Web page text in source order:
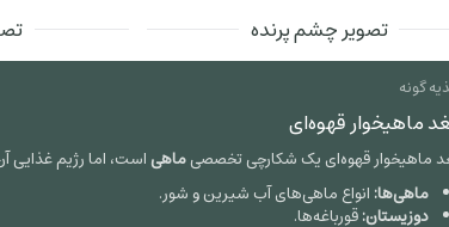
تصویر چشم پرنده
گونه
ماهیخوار قهوه‌ای
ماهیخوار قهوه‌ای یک شکارچی تخصصیماهی است، اما رژیم غذایی
ماهی‌ها: انواع ماهی‌های آب شیرین و شور.
دوزیستان:قورباغه‌ها.